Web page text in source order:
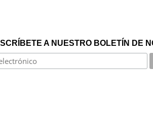
A NUESTRO BOLETÍN DE